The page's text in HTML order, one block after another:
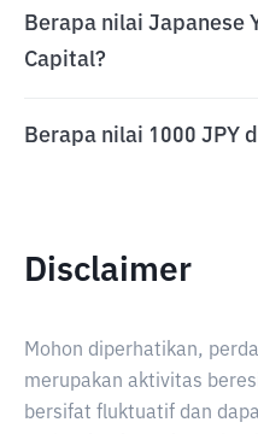
Berapa nilai Japanese
Capital?
Berapa nilai 1000 JPY
Disclaimer
Mohon diperhatikan,
merupakan aktivitas
bersifat fluktuatif dan